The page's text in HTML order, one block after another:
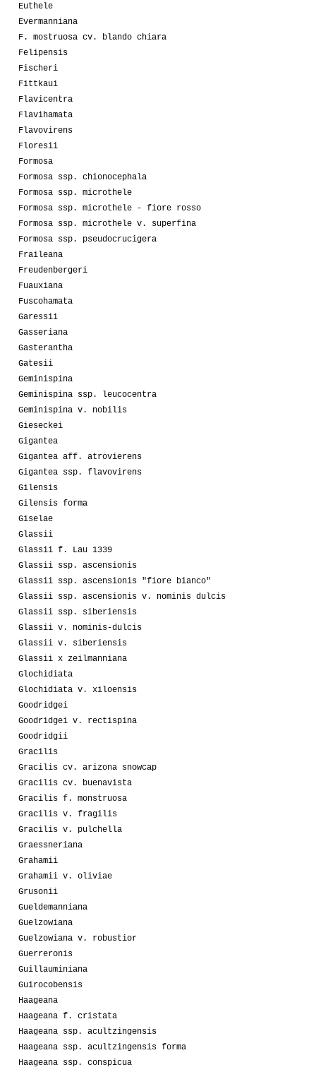
Euthele
Evermanniana
F. mostruosa cv. blando chiara
Felipensis
Fischeri
Fittkaui
Flavicentra
Flavihamata
Flavovirens
Floresii
Formosa
Formosa ssp. chionocephala
Formosa ssp. microthele
Formosa ssp. microthele - fiore rosso
Formosa ssp. microthele v. superfina
Formosa ssp. pseudocrucigera
Fraileana
Freudenbergeri
Fuauxiana
Fuscohamata
Garessii
Gasseriana
Gasterantha
Gatesii
Geminispina
Geminispina ssp. leucocentra
Geminispina v. nobilis
Gieseckei
Gigantea
Gigantea aff. atrovierens
Gigantea ssp. flavovirens
Gilensis
Gilensis forma
Giselae
Glassii
Glassii f. Lau 1339
Glassii ssp. ascensionis
Glassii ssp. ascensionis "fiore bianco"
Glassii ssp. ascensionis v. nominis dulcis
Glassii ssp. siberiensis
Glassii v. nominis-dulcis
Glassii v. siberiensis
Glassii x zeilmanniana
Glochidiata
Glochidiata v. xiloensis
Goodridgei
Goodridgei v. rectispina
Goodridgii
Gracilis
Gracilis cv. arizona snowcap
Gracilis cv. buenavista
Gracilis f. monstruosa
Gracilis v. fragilis
Gracilis v. pulchella
Graessneriana
Grahamii
Grahamii v. oliviae
Grusonii
Gueldemanniana
Guelzowiana
Guelzowiana v. robustior
Guerreronis
Guillauminiana
Guirocobensis
Haageana
Haageana f. cristata
Haageana ssp. acultzingensis
Haageana ssp. acultzingensis forma
Haageana ssp. conspicua